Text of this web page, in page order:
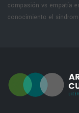
compasión vs empatía
conocimiento el